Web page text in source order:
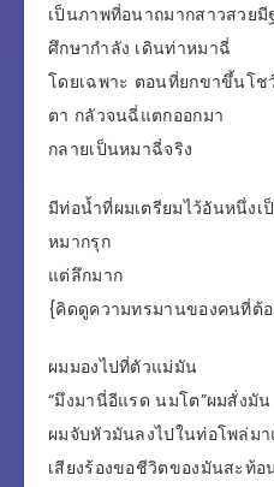
เป็นภาพที่อนาถมากสาวสวยมี
ศึกษากำลัง เดินท่าหมาฉี่
โดยเฉพาะ ตอนที่ยกขาขึ้นโช
ตา กลัวจนฉี่แตกออกมา
กลายเป็นหมาฉี่จริง
มีท่อน้ำที่ผมเตรียมไว้อันหนึ่ง
หมากรุก
แต่ลึกมาก
{คิดดูความทรมานของคนที่ต้
ผมมองไปที่ตัวแม่มัน
“มึงมานี่อีแรด นมโต”ผมสั่งมัน
ผมจับหัวมันลงไปในท่อโพล่ม
เสียงร้องขอชีวิตของมันสะท้อ